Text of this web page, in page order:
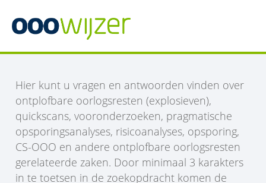
Hier kunt u vragen en antwoorden vinden over
ontplofbare oorlogsresten (explosieven),
quickscans, vooronderzoeken, pragmatische
opsporingsanalyses, risicoanalyses, opsporing,
CS-OOO en andere ontplofbare oorlogsresten
gerelateerde zaken. Door minimaal 3 karakters
in te toetsen in de zoekopdracht komen de